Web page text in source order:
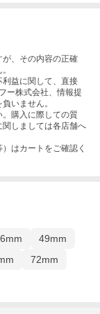
、その内容の正確
益に関して、直接
ー株式会社、情報提
いません。
購入に際しての質
しましては各店舗へ
はカートをご確認く
49mm
72mm